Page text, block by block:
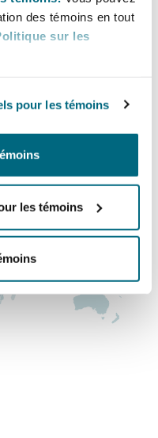
des témoins en tout
sur les
pour les témoins
les témoins
réparation et
commercial
et espace
du fabricant